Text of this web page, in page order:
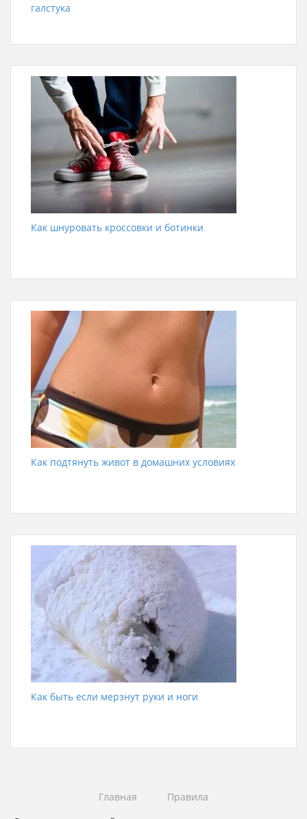
галстука
Как шнуровать кроссовки и ботинки
Как подтянуть живот в домашних условиях
Как быть если мерзнут руки и ноги
Главная
Правила